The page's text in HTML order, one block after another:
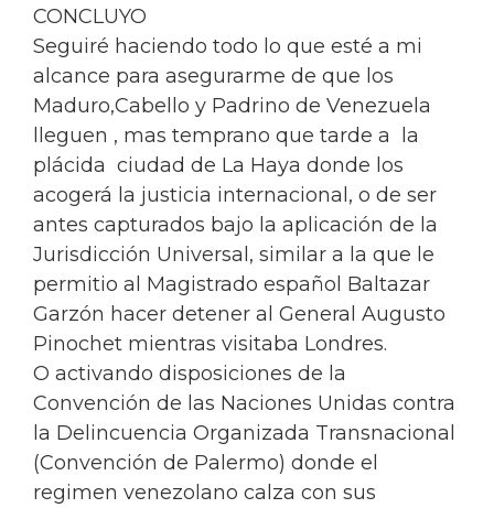
CONCLUYO
Seguiré haciendo todo lo que esté a mi
alcance para asegurarme de que los
Maduro,Cabello y Padrino de Venezuela
lleguen , mas temprano que tarde a la
plácida ciudad de La Haya donde los
acogerá la justicia internacional, o de ser
antes capturados bajo la aplicación de la
Jurisdicción Universal, similar a la que le
permitio al Magistrado español Baltazar
Garzón hacer detener al General Augusto
Pinochet mientras visitaba Londres.
O activando disposiciones de la
Convención de las Naciones Unidas contra
la Delincuencia Organizada Transnacional
(Convención de Palermo) donde el
regimen venezolano calza con sus